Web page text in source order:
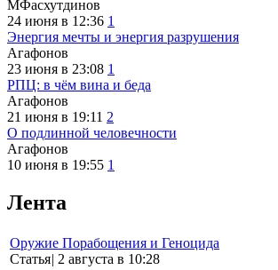
МФасхутдинов
24 июня в 12:36 1
Энергия мечты и энергия разрушения
Агафонов
23 июня в 23:08 1
РПЦ: в чём вина и беда
Агафонов
21 июня в 19:11 2
О подлинной человечности
Агафонов
10 июня в 19:55 1
Лента
Оружие Порабощения и Геноцида
Статья| 2 августа в 10:28